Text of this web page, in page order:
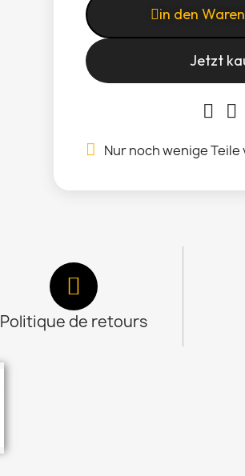
in den
Jetzt
Nur noch wenige
Politique de retours